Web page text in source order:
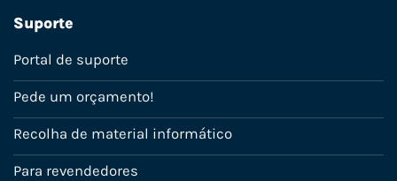
Suporte
Portal de suporte
Pede um orçamento!
Recolha de material informático
Para revendedores